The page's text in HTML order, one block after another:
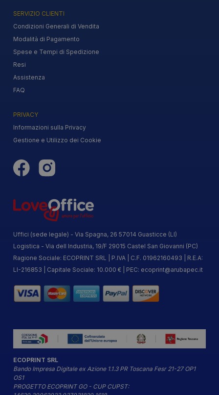
SERVIZIO CLIENTI
Condizioni Generali di Vendita
Modalità di Pagamento
Spese e Tempi di Spedizione
Resi
Assistenza
FAQ
PRIVACY
Informazioni sulla Privacy
Gestione e Utilizzo dei Cookie
Uffici (sede legale) - Via Spagna, 26 57014 Guasticce (LI)
Logistica - Via dell Industria, 19/F 29015 Castel San Giovanni (PC)
Ragione Sociale: ECOPRINT SRL | P.IVA | C.F. 01962160493 | R.E.A:
LI-216853 | Capitale Sociale: 10.000 € | PEC: ecoprint@arubapec.it
ECOPRINT SRL
Bando Impresa Digitale ex Azione 1.1.3 PR Toscana Fesr 21-27 OP1
OS1
PROGETTO ECOPRINT GO - CUP CUPST: